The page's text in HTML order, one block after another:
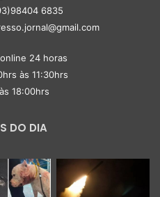
6835
24 horas
às 11:30hrs
18:00hrs
DO DIA